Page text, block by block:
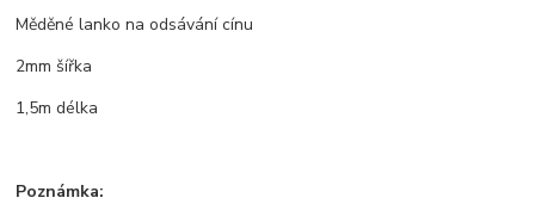
Měděné lanko na odsávání cínu
2mm šířka
1,5m délka
Poznámka: